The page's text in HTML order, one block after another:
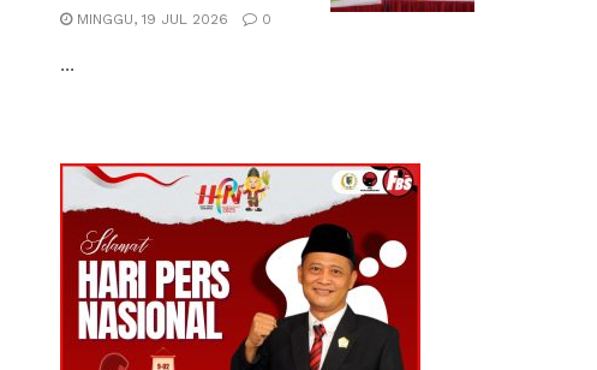
MINGGU, 19 JUL 2026 0
...